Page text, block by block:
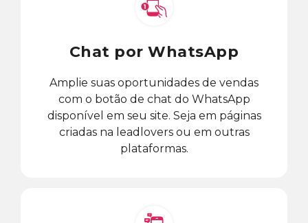
Chat por WhatsApp
Amplie suas oportunidades de vendas
com o botão de chat do WhatsApp
disponível em seu site. Seja em páginas
criadas na leadlovers ou em outras
plataformas.